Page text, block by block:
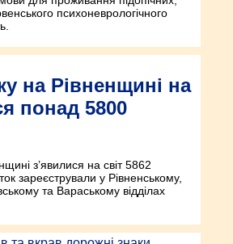
психоневрологічного
на Рівненщині на
понад 5800
з’явилися на світ 5862
зареєстрували у Рівненському,
та Вараському відділах